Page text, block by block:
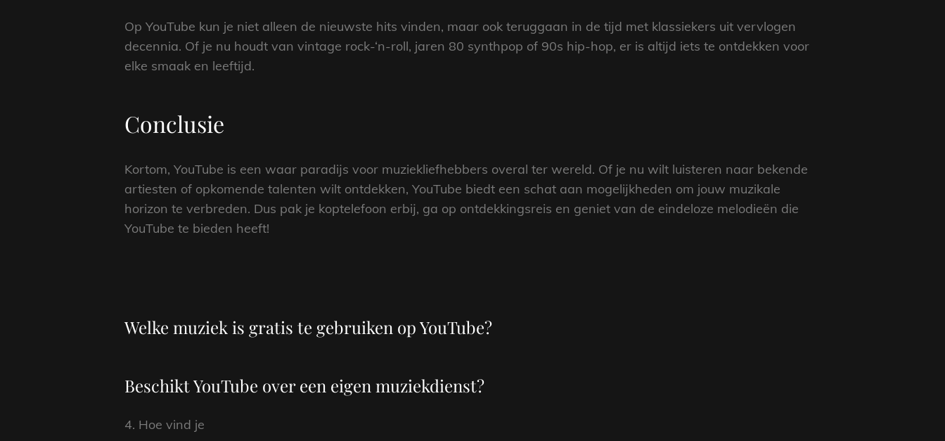
Op YouTube kun je niet alleen de nieuwste hits vinden, maar ook teruggaan in de tijd met klassiekers uit vervlogen
decennia. Of je nu houdt van vintage rock-‘n-roll, jaren 80 synthpop of 90s hip-hop, er is altijd iets te ontdekken voor
elke smaak en leeftijd.
Conclusie
Kortom, YouTube is een waar paradijs voor muziekliefhebbers overal ter wereld. Of je nu wilt luisteren naar bekende
artiesten of opkomende talenten wilt ontdekken, YouTube biedt een schat aan mogelijkheden om jouw muzikale
horizon te verbreden. Dus pak je koptelefoon erbij, ga op ontdekkingsreis en geniet van de eindeloze melodieën die
YouTube te bieden heeft!
Welke muziek is gratis te gebruiken op YouTube?
Beschikt YouTube over een eigen muziekdienst?
4. Hoe vind je